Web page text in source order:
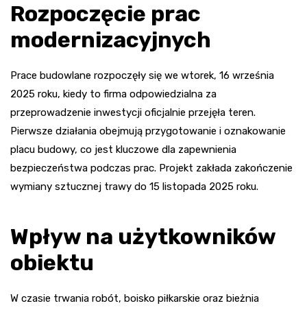
Rozpoczęcie prac
modernizacyjnych
Prace budowlane rozpoczęły się we wtorek, 16 września
2025 roku, kiedy to firma odpowiedzialna za
przeprowadzenie inwestycji oficjalnie przejęła teren.
Pierwsze działania obejmują przygotowanie i oznakowanie
placu budowy, co jest kluczowe dla zapewnienia
bezpieczeństwa podczas prac. Projekt zakłada zakończenie
wymiany sztucznej trawy do 15 listopada 2025 roku.
Wpływ na użytkowników
obiektu
W czasie trwania robót, boisko piłkarskie oraz bieżnia